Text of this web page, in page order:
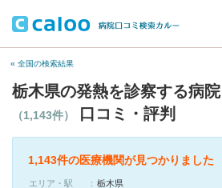
« 全国の検索結果
栃木県の発熱を診察する病
（1,143件） 口コミ・評判
1,143件の医療機関が見つかりました
エリア・駅
栃木県